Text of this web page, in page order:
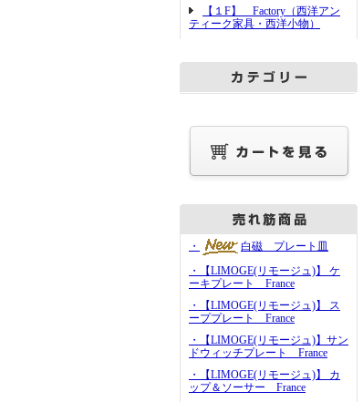
【１F】 Factory（西洋アン
ティーク家具・西洋小物）
・
白磁 プレート皿
・【LIMOGE(リモージュ)】 ケ
ーキプレート France
・【LIMOGE(リモージュ)】 ス
ーププレート France
・【LIMOGE(リモージュ)】サン
ドウィッチプレート France
・【LIMOGE(リモージュ)】 カ
ップ＆ソーサー France